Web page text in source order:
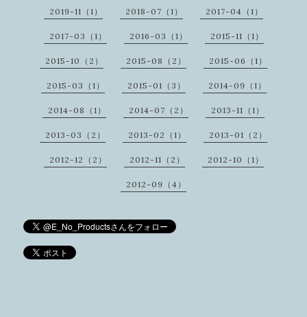
2019-11（1） 2018-07（1） 2017-04（1）
2017-03（1） 2016-03（1） 2015-11（1）
2015-10（2） 2015-08（2） 2015-06（1）
2015-03（1） 2015-01（3） 2014-09（1）
2014-08（1） 2014-07（2） 2013-11（1）
2013-03（2） 2013-02（1） 2013-01（2）
2012-12（2） 2012-11（2） 2012-10（1）
2012-09（4）